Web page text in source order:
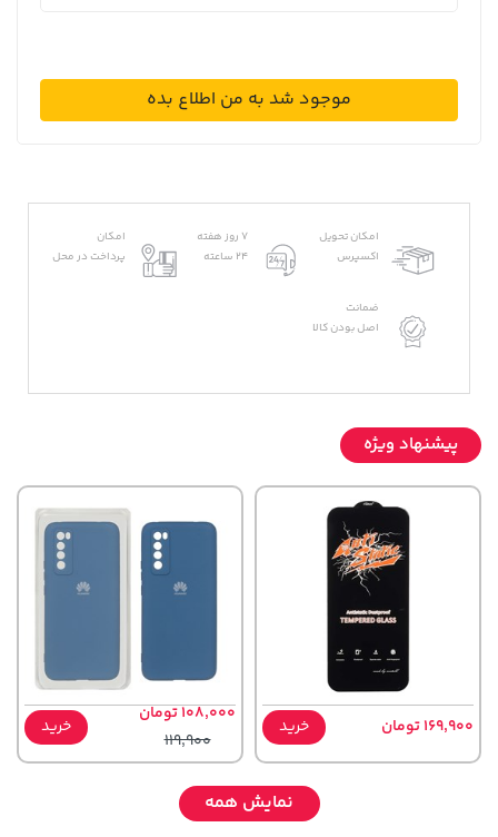
موجود شد به من اطلاع بده
امکان تحویل
اکسپرس
7 روز هفته
24 ساعته
امکان
پرداخت در محل
ضمانت
اصل بودن کالا
پیشنهاد ویژه
169,900 تومان خرید
108,000 تومان
119,900
خرید
نمایش همه